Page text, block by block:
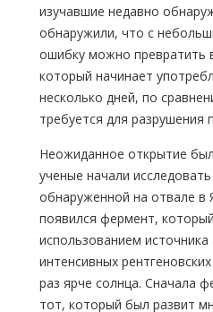
изучавшие недавно
обнаружили, что с
ошибку можно превратить
который начинает
несколько дней, по
требуется для разрушения
Неожиданное открытие
ученые начали
обнаруженной на отвале в
появился фермент,
использованием источника
интенсивных
раз ярче солнца. Сначала
тот, который был развит